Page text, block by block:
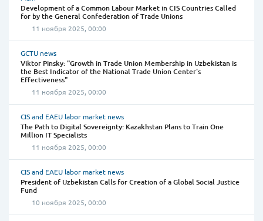
Development of a Common Labour Market in CIS Countries Called
for by the General Confederation of Trade Unions
11 ноября 2025, 00:00
GCTU news
Viktor Pinsky: "Growth in Trade Union Membership in Uzbekistan is
the Best Indicator of the National Trade Union Center's
Effectiveness"
11 ноября 2025, 00:00
CIS and EAEU labor market news
The Path to Digital Sovereignty: Kazakhstan Plans to Train One
Million IT Specialists
11 ноября 2025, 00:00
CIS and EAEU labor market news
President of Uzbekistan Calls for Creation of a Global Social Justice
Fund
10 ноября 2025, 00:00